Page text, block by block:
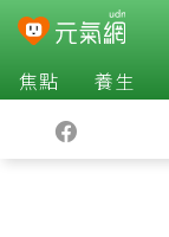
焦點 養生